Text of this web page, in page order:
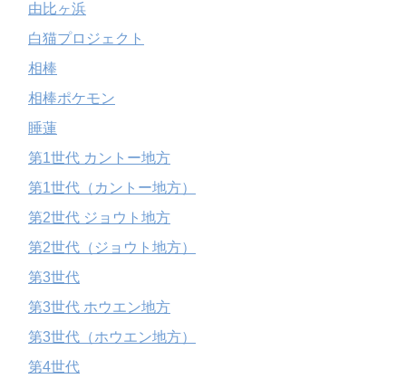
由比ヶ浜
白猫プロジェクト
相棒
相棒ポケモン
睡蓮
第1世代 カントー地方
第1世代（カントー地方）
第2世代 ジョウト地方
第2世代（ジョウト地方）
第3世代
第3世代 ホウエン地方
第3世代（ホウエン地方）
第4世代